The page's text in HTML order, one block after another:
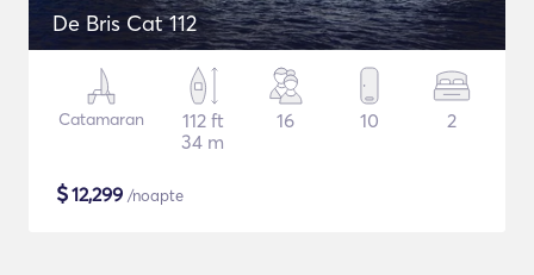
De Bris Cat 112
Catamaran
112 ft
34 m
16 10 2
$12,299 /noapte